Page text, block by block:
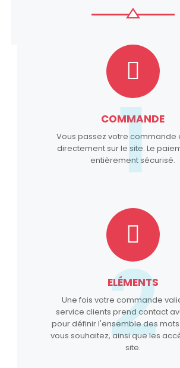
COMMANDE
Vous passez votre commande
directement sur le site. Le
entièrement sécurisé.
1
ELÉMENTS
Une fois votre commande
service clients prend contact
pour définir l'ensemble des
vous souhaitez, ainsi que les
site.
2